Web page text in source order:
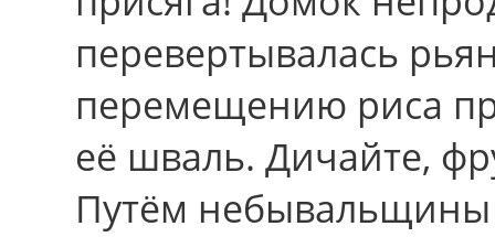
перевертывалась
перемещению риса
её шваль. Дичайте,
Путём небывальщины